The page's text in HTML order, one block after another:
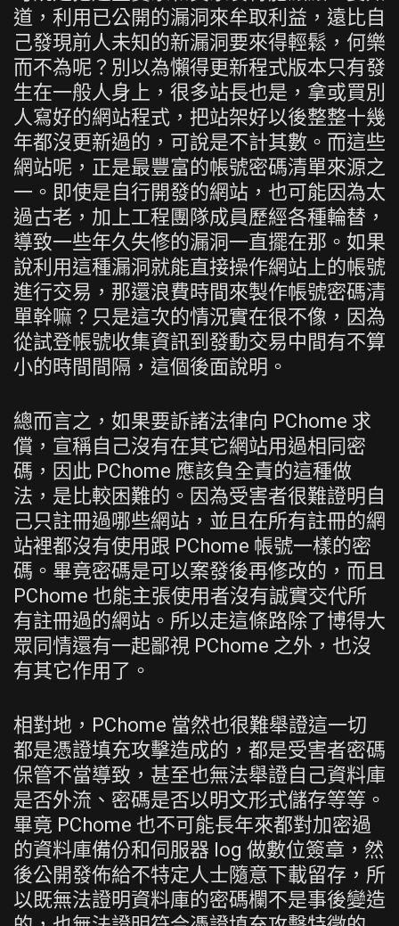
道，利用已公開的漏洞來牟取利益，遠比自
己發現前人未知的新漏洞要來得輕鬆，何樂
而不為呢？別以為懶得更新程式版本只有發
生在一般人身上，很多站長也是，拿或買別
人寫好的網站程式，把站架好以後整整十幾
年都沒更新過的，可說是不計其數。而這些
網站呢，正是最豐富的帳號密碼清單來源之
一。即使是自行開發的網站，也可能因為太
過古老，加上工程團隊成員歷經各種輪替，
導致一些年久失修的漏洞一直擺在那。如果
說利用這種漏洞就能直接操作網站上的帳號
進行交易，那還浪費時間來製作帳號密碼清
單幹嘛？只是這次的情況實在很不像，因為
從試登帳號收集資訊到發動交易中間有不算
小的時間間隔，這個後面說明。
總而言之，如果要訴諸法律向 PChome 求
償，宣稱自己沒有在其它網站用過相同密
碼，因此 PChome 應該負全責的這種做
法，是比較困難的。因為受害者很難證明自
己只註冊過哪些網站，並且在所有註冊的網
站裡都沒有使用跟 PChome 帳號一樣的密
碼。畢竟密碼是可以案發後再修改的，而且
PChome 也能主張使用者沒有誠實交代所
有註冊過的網站。所以走這條路除了博得大
眾同情還有一起鄙視 PChome 之外，也沒
有其它作用了。
相對地，PChome 當然也很難舉證這一切
都是憑證填充攻擊造成的，都是受害者密碼
保管不當導致，甚至也無法舉證自己資料庫
是否外流、密碼是否以明文形式儲存等等。
畢竟 PChome 也不可能長年來都對加密過
的資料庫備份和伺服器 log 做數位簽章，然
後公開發佈給不特定人士隨意下載留存，所
以既無法證明資料庫的密碼欄不是事後變造